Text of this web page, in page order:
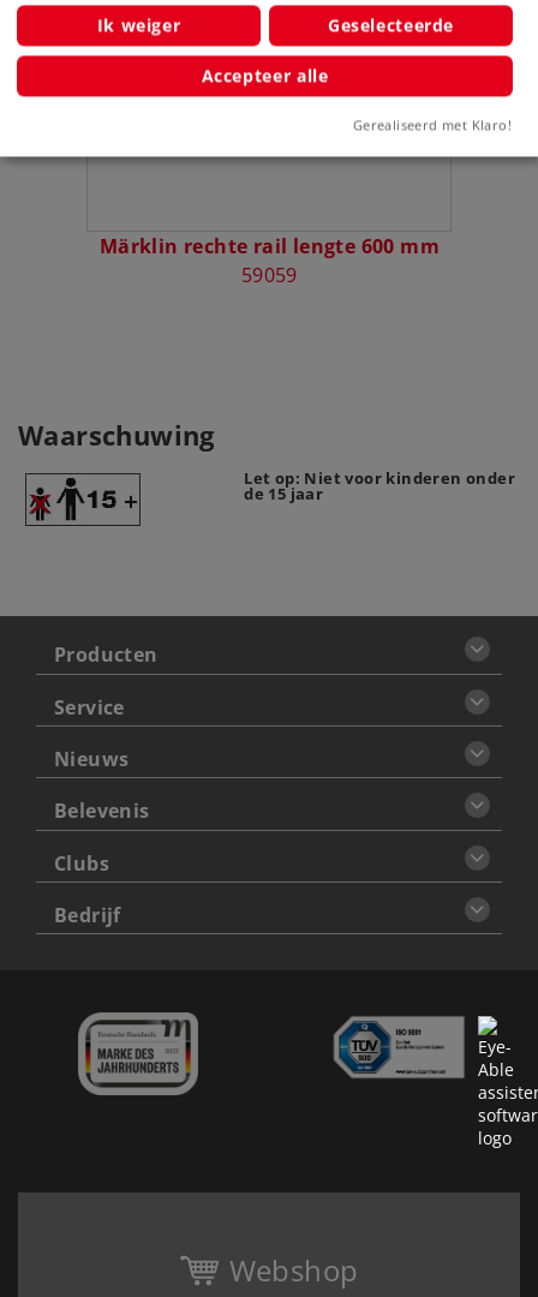
Märklin rechte rail lengte 600 mm
59059
Waarschuwing
Let op: Niet voor kinderen onder
de 15 jaar
Producten
Service
Nieuws
Belevenis
Clubs
Bedrijf
Webshop
Ik weiger Geselecteerde
Accepteer alle
Gerealiseerd met Klaro!